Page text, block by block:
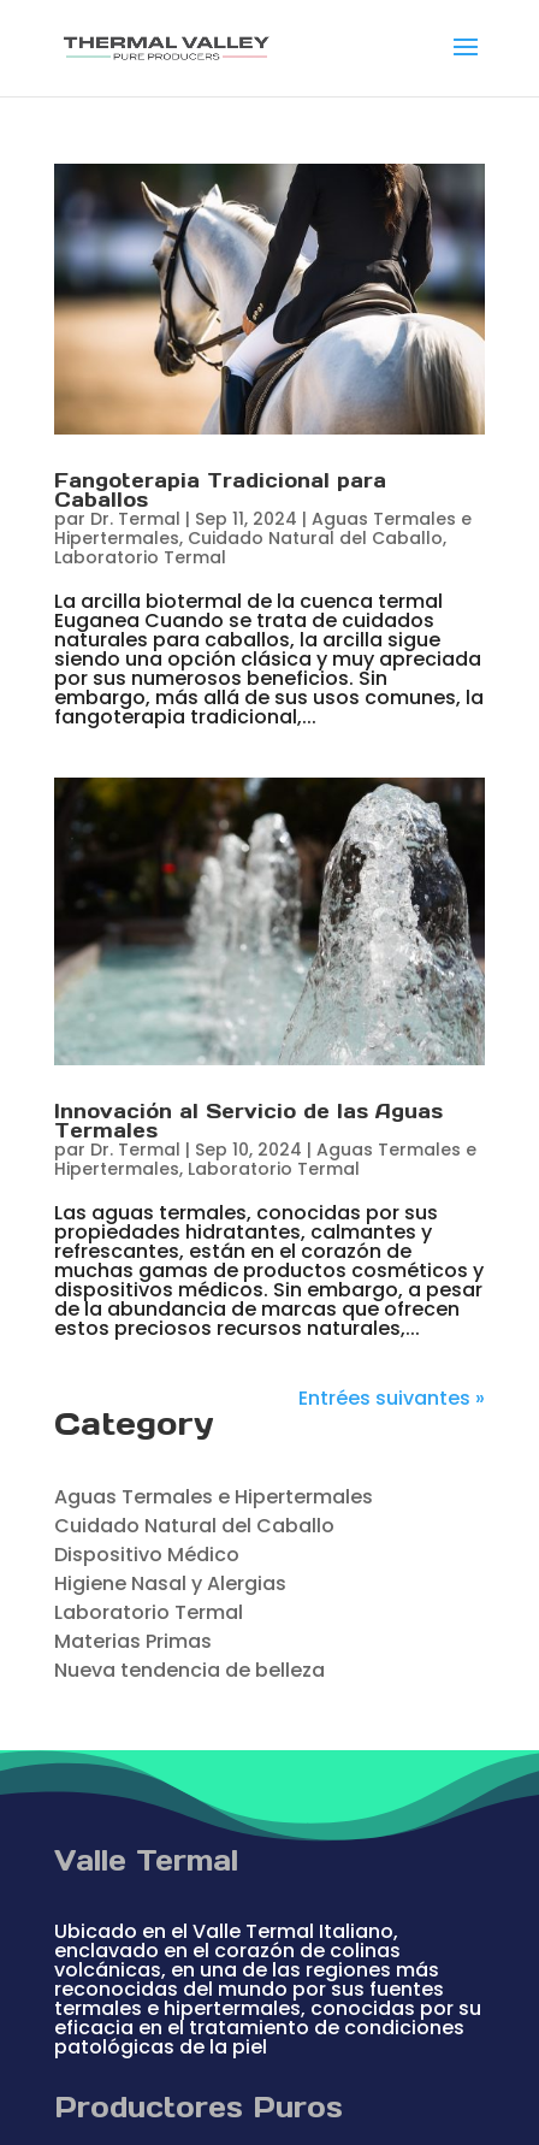
Fangoterapia Tradicional para
Caballos
par Dr. Termal | Sep 11, 2024 | Aguas Termales e
Hipertermales, Cuidado Natural del Caballo,
Laboratorio Termal
La arcilla biotermal de la cuenca termal
Euganea Cuando se trata de cuidados
naturales para caballos, la arcilla sigue
siendo una opción clásica y muy apreciada
por sus numerosos beneficios. Sin
embargo, más allá de sus usos comunes, la
fangoterapia tradicional,...
Innovación al Servicio de las Aguas
Termales
par Dr. Termal | Sep 10, 2024 | Aguas Termales e
Hipertermales, Laboratorio Termal
Las aguas termales, conocidas por sus
propiedades hidratantes, calmantes y
refrescantes, están en el corazón de
muchas gamas de productos cosméticos y
dispositivos médicos. Sin embargo, a pesar
de la abundancia de marcas que ofrecen
estos preciosos recursos naturales,...
Entrées suivantes »
Category
Aguas Termales e Hipertermales
Cuidado Natural del Caballo
Dispositivo Médico
Higiene Nasal y Alergias
Laboratorio Termal
Materias Primas
Nueva tendencia de belleza
Valle Termal
Ubicado en el Valle Termal Italiano,
enclavado en el corazón de colinas
volcánicas, en una de las regiones más
reconocidas del mundo por sus fuentes
termales e hipertermales, conocidas por su
eficacia en el tratamiento de condiciones
patológicas de la piel
Productores Puros